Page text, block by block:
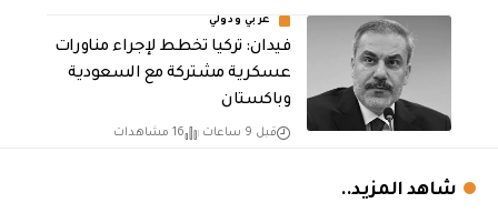
عربي ودولي
فيدان: تركيا تخطط لإجراء مناورات
عسكرية مشتركة مع السعودية
وباكستان
قبل 9 ساعات 16 مشاهدات
شاهد المزيد..